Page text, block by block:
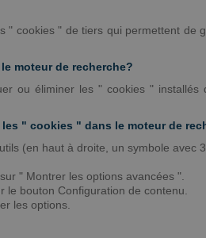
" cookies " de tiers qui permettent
moteur de recherche?
ou éliminer les " cookies "
" cookies " dans le moteur de
(en haut à droite, un symbole avec
" Montrer les options avancées ".
bouton Configuration de contenu.
les options.